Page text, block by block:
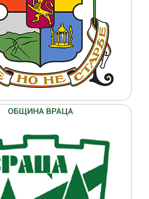
ОБЩИНА ВРАЦА